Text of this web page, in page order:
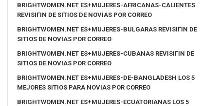
BRIGHTWOMEN.NET ES+MUJERES-AFRICANAS-CALIENTES
REVISIГІN DE SITIOS DE NOVIAS POR CORREO
BRIGHTWOMEN.NET ES+MUJERES-BULGARAS REVISIГІN DE
SITIOS DE NOVIAS POR CORREO
BRIGHTWOMEN.NET ES+MUJERES-CUBANAS REVISIГІN DE
SITIOS DE NOVIAS POR CORREO
BRIGHTWOMEN.NET ES+MUJERES-DE-BANGLADESH LOS 5
MEJORES SITIOS PARA NOVIAS POR CORREO
BRIGHTWOMEN.NET ES+MUJERES-ECUATORIANAS LOS 5